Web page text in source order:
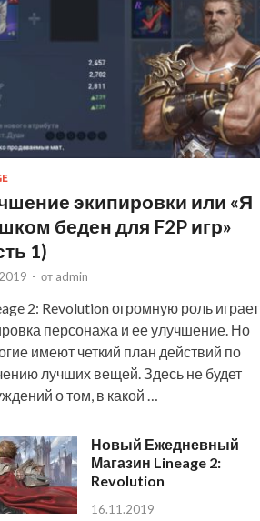
экипировки или «Я
беден для F2P игр»
1)
- от admin
2: Revolution огромную роль играет
персонажа и ее улучшение. Но
имеют четкий план действий по
лучших вещей. Здесь не будет
о том, в какой …
Новый Ежедневный
Магазин Lineage 2:
Revolution
16.11.2019